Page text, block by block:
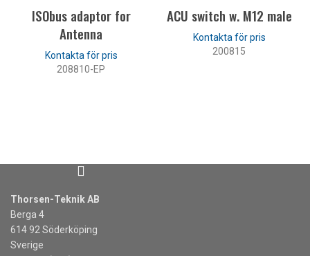
ISObus adaptor for
Antenna
208810-EP
ACU switch w. M12 male
200815
Thorsen-Teknik AB
Berga 4
614 92 Söderköping
Sverige